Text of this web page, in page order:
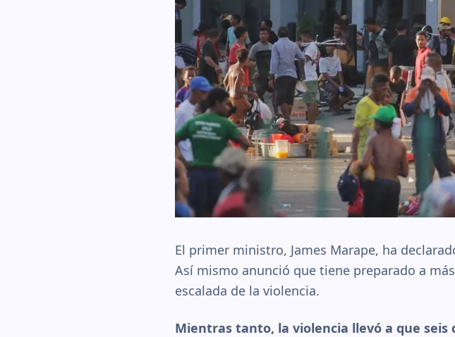
El primer ministro, James Marape, ha
Así mismo anunció que tiene preparado a
escalada de la violencia.
Mientras tanto, la violencia llevó a que